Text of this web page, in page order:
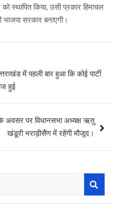
स्थापित किया, उसी प्रकार हिमाचल
भाजपा सरकार बनाएगी।
में पहली बार हुआ कि कोई पार्टी
हुई
अवसर पर विधानसभा अध्यक्ष ऋतु
खंडूरी भराड़ीसैंण में रहेंगी मौजूद।